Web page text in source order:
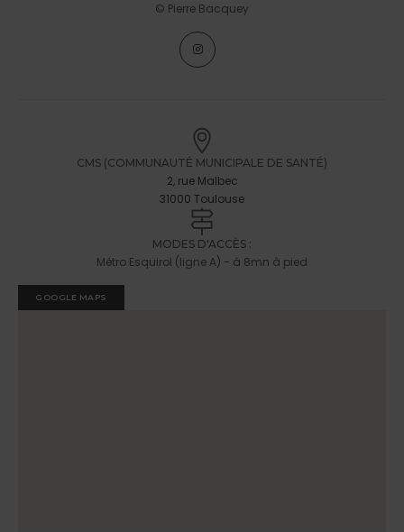
© Pierre Bacquey
CMS (COMMUNAUTÉ MUNICIPALE DE SANTÉ)
2, rue Malbec
31000 Toulouse
MODES D'ACCÈS :
Métro Esquirol (ligne A) - à 8mn à pied
GOOGLE MAPS